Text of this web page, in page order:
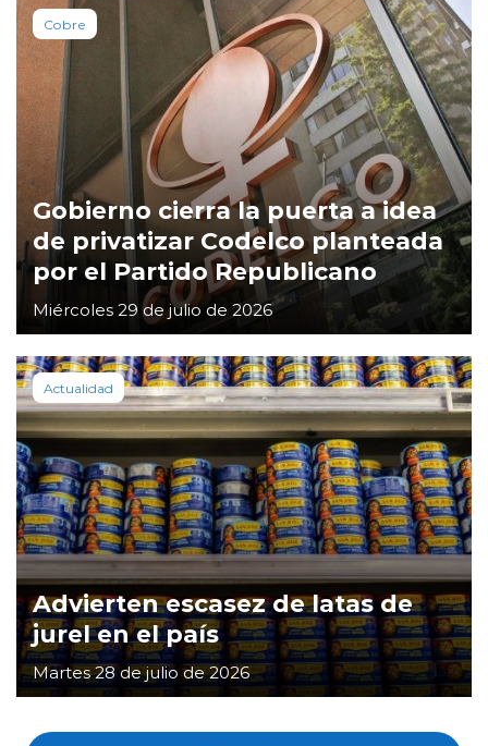
Cobre
Gobierno cierra la puerta a idea
de privatizar Codelco planteada
por el Partido Republicano
Miércoles 29 de julio de 2026
Actualidad
Advierten escasez de latas de
jurel en el país
Martes 28 de julio de 2026